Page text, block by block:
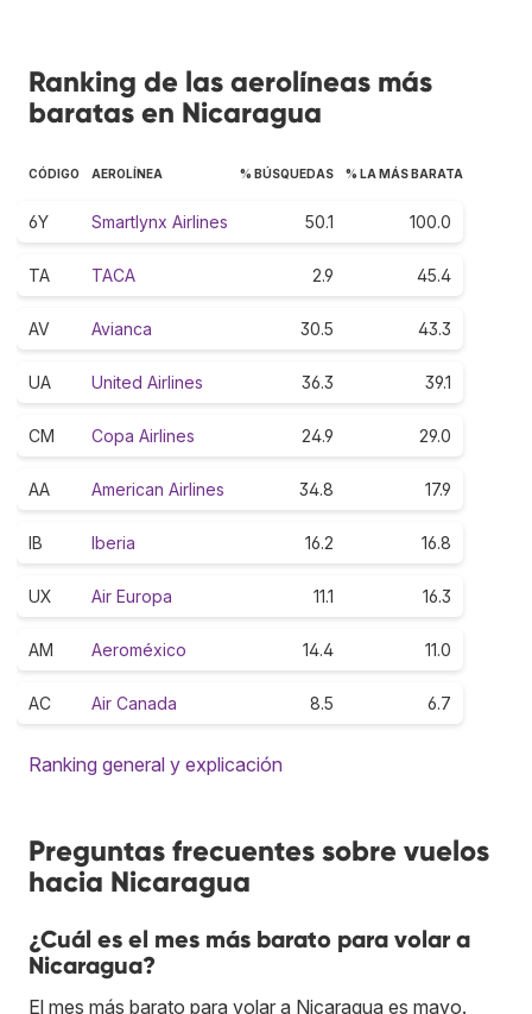
Ranking de las aerolíneas más
baratas en Nicaragua
CÓDIGO AEROLÍNEA % BÚSQUEDAS % LA MÁS BARATA
6Y Smartlynx Airlines 50.1 100.0
TA TACA 2.9 45.4
AV Avianca 30.5 43.3
UA United Airlines 36.3 39.1
CM Copa Airlines 24.9 29.0
AA American Airlines 34.8 17.9
IB Iberia 16.2 16.8
UX Air Europa 11.1 16.3
AM Aeroméxico 14.4 11.0
AC Air Canada 8.5 6.7
Ranking general y explicación
Preguntas frecuentes sobre vuelos
hacia Nicaragua
¿Cuál es el mes más barato para volar a
Nicaragua?
El mes más barato para volar a Nicaragua es mayo.